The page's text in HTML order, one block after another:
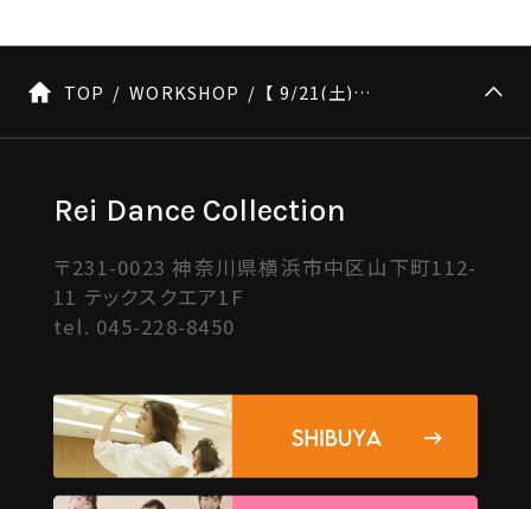
TOP WORKSHOP 【 9/21(土)開催！】おだかふみ×岡本夏季 22th Special Lesson
Rei Dance Collection
〒231-0023 神奈川県横浜市中区山下町112-
11 テックスクエア1F
tel. 045-228-8450